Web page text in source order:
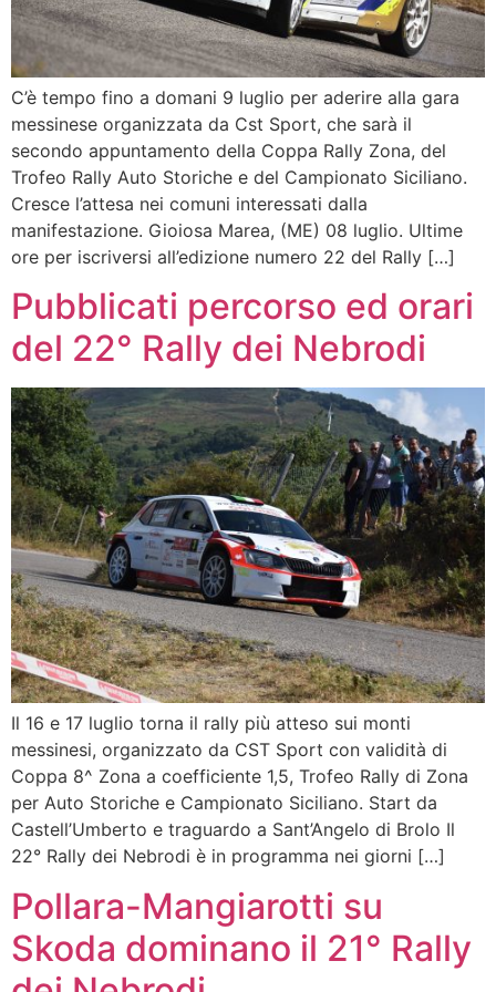
C’è tempo fino a domani 9 luglio per aderire alla gara
messinese organizzata da Cst Sport, che sarà il
secondo appuntamento della Coppa Rally Zona, del
Trofeo Rally Auto Storiche e del Campionato Siciliano.
Cresce l’attesa nei comuni interessati dalla
manifestazione. Gioiosa Marea, (ME) 08 luglio. Ultime
ore per iscriversi all’edizione numero 22 del Rally […]
Pubblicati percorso ed orari
del 22° Rally dei Nebrodi
Il 16 e 17 luglio torna il rally più atteso sui monti
messinesi, organizzato da CST Sport con validità di
Coppa 8^ Zona a coefficiente 1,5, Trofeo Rally di Zona
per Auto Storiche e Campionato Siciliano. Start da
Castell’Umberto e traguardo a Sant’Angelo di Brolo Il
22° Rally dei Nebrodi è in programma nei giorni […]
Pollara-Mangiarotti su
Skoda dominano il 21° Rally